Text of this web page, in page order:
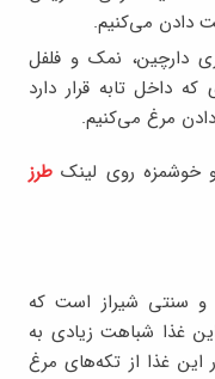
دادن می‌کنیم.
دارچین، نمک و فلفل
داخل تابه قرار دارد
مرغ می‌کنیم.
خوشمزه روی لینک طرز
و سنتی شیراز است که
این غذا شباهت زیادی به
این غذا از تکه‌های مرغ